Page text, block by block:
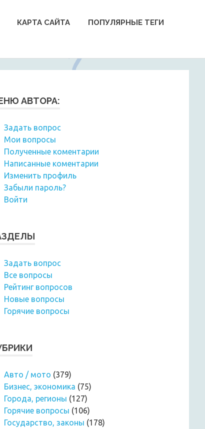
КАРТА САЙТА ПОПУЛЯРНЫЕ ТЕГИ
АВТОРА:
Задать вопрос
Мои вопросы
Полученные коментарии
Написанные коментарии
Изменить профиль
Забыли пароль?
Войти
Задать вопрос
Все вопросы
Рейтинг вопросов
Новые вопросы
Горячие вопросы
Авто / мото (379)
Бизнес, экономика (75)
Города, регионы (127)
Горячие вопросы (106)
Государство, законы (178)